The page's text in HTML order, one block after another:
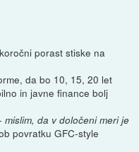
porast stiske na
da bo 10, 15, 20 let
in javne finance bolj
mislim, da v določeni meri je
povratku GFC-style